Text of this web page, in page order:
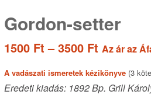
Gordon-setter
1500 Ft – 3500 Ft
-
3500 Ft
Az ár az
A vadászati ismeretek kézikönyve (3
Eredeti kiadás: 1892 Bp. Grill